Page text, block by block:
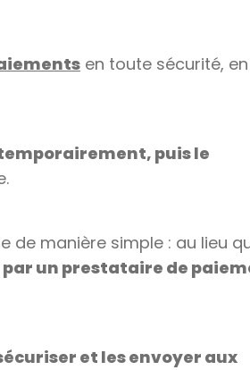
en toute sécurité, en
puis le
de manière simple : au lieu
par un prestataire de
et les envoyer aux